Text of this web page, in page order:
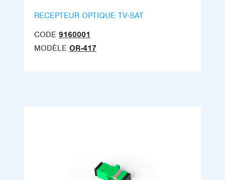
RECEPTEUR OPTIQUE TV-SAT
CODE 9160001
MODÈLE OR-417